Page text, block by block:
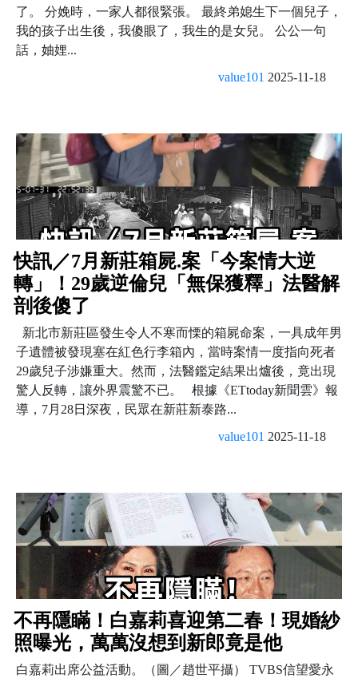
了。 分娩時，一家人都很緊張。 最終弟媳生下一個兒子，
我的孩子出生後，我傻眼了，我生的是女兒。 公公一句
話，妯娌...
value101 2025-11-18
快訊／7月新莊箱屍.案「今案情大逆
轉」！29歲逆倫兒「無保獲釋」法醫解
剖後傻了
新北市新莊區發生令人不寒而慄的箱屍命案，一具成年男
子遺體被發現塞在紅色行李箱內，當時案情一度指向死者
29歲兒子涉嫌重大。然而，法醫鑑定結果出爐後，竟出現
驚人反轉，讓外界震驚不已。 根據《ETtoday新聞雲》報
導，7月28日深夜，民眾在新莊新泰路...
value101 2025-11-18
不再隱瞞！白嘉莉喜迎第二春！現婚紗
照曝光，萬萬沒想到新郎竟是他
白嘉莉出席公益活動。（圖／趙世平攝） TVBS信望愛永